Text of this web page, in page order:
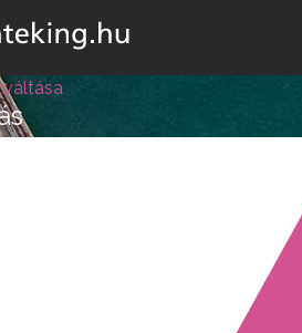
navigation
attól, hogy a
és ne